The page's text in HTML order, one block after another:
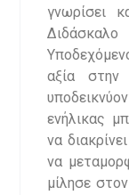
γνωρίσει
αξία στην
ενήλικας
να
να
μίλησε